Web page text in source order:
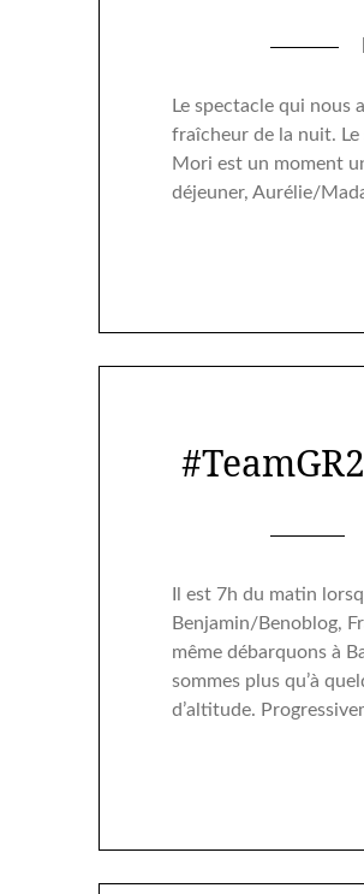
Le spectacle qui nous
fraîcheur de la nuit.
Mori est un moment
déjeuner, Aurélie/
Il est 7h du matin
Benjamin/Benoblog,
même débarquons à
sommes plus qu’à
d’altitude.